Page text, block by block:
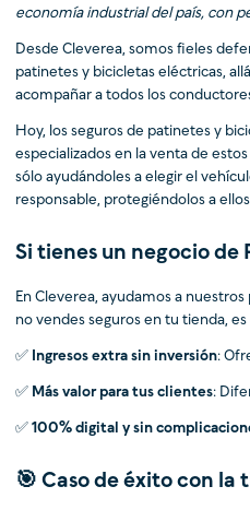
economía industrial del país, con
Desde Cleverea, somos fieles
patinetes y bicicletas eléctricas,
acompañar a todos los
Hoy, los seguros de patinetes y
especializados en la venta de
sólo ayudándoles a elegir el
responsable, protegiéndolos a
Si tienes un negocio de
En Cleverea, ayudamos a
no vendes seguros en tu tienda,
✅ Ingresos extra sin inversión:
✅ Más valor para tus clientes:
✅ 100% digital y sin
🎯 Caso de éxito con